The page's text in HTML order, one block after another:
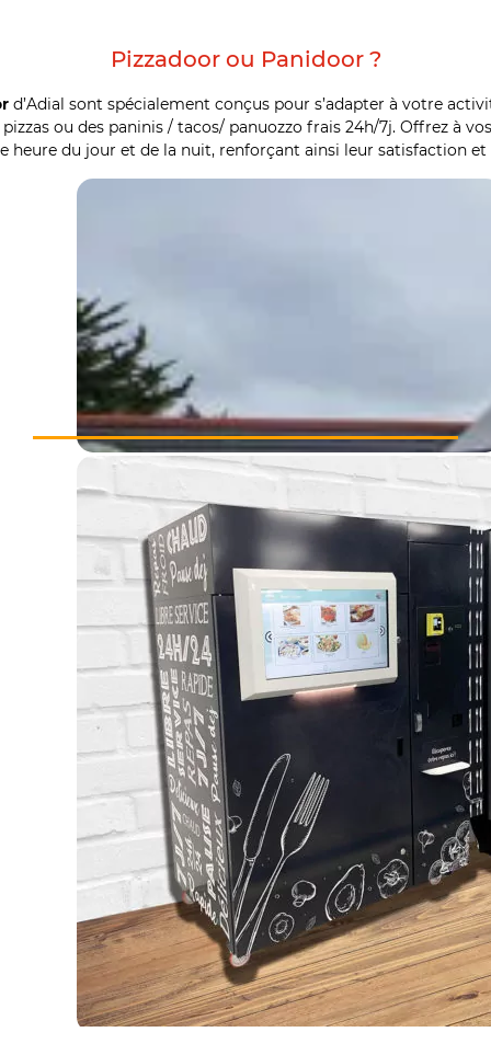
Pizzadoor ou Panidoor ?
d’Adial sont spécialement conçus pour s’adapter à votre
ou des paninis / tacos/ panuozzo frais 24h/7j. Offrez à
heure du jour et de la nuit, renforçant ainsi leur satisfaction